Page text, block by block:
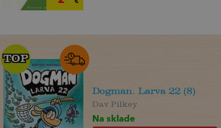
TOP
TOP
Dogman. Larva 22 (8)
Dav Pilkey
Na sklade